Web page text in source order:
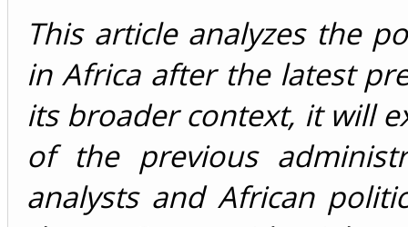
This article analyzes the
in Africa after the latest
its broader context, it will
of the previous
analysts and African